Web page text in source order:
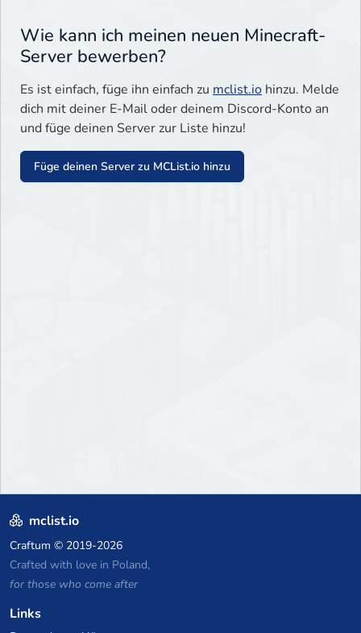
Wie kann ich meinen neuen Minecraft-
Server bewerben?
Es ist einfach, füge ihn einfach zu mclist.io hinzu. Melde
dich mit deiner E-Mail oder deinem Discord-Konto an
und füge deinen Server zur Liste hinzu!
Füge deinen Server zu MCList.io hinzu
mclist.io
Craftum © 2019-2026
Crafted with love in Poland,
for those who come after
Links